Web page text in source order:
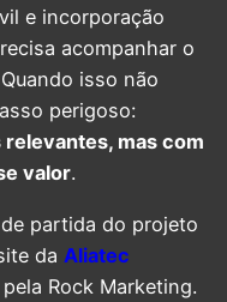
e incorporação
acompanhar o
isso não
perigoso:
mas com
valor.
partida do projeto
da Aliatec
Rock Marketing.